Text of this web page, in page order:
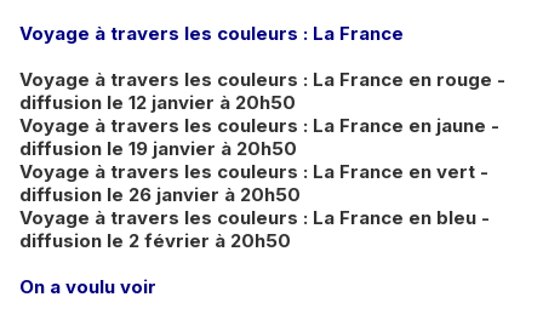
Voyage à travers les couleurs : La France
Voyage à travers les couleurs : La France en rouge -
diffusion le 12 janvier à 20h50
Voyage à travers les couleurs : La France en jaune -
diffusion le 19 janvier à 20h50
Voyage à travers les couleurs : La France en vert -
diffusion le 26 janvier à 20h50
Voyage à travers les couleurs : La France en bleu -
diffusion le 2 février à 20h50
On a voulu voir